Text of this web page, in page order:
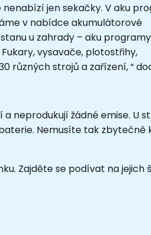
nenabízí jen sekačky. V aku
v nabídce akumulátorové
u zahrady – aku programy
vysavače, plotostřihy,
různých strojů a zařízení, “
neprodukují žádné emise. U
Nemusíte tak
Zajděte se podívat na jejich